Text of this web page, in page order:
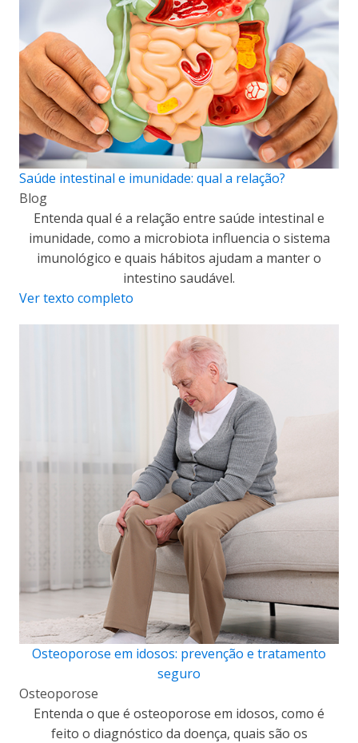
Saúde intestinal e imunidade: qual a relação?
Blog
Entenda qual é a relação entre saúde intestinal e
imunidade, como a microbiota influencia o sistema
imunológico e quais hábitos ajudam a manter o
intestino saudável.
Ver texto completo
Osteoporose em idosos: prevenção e tratamento
seguro
Osteoporose
Entenda o que é osteoporose em idosos, como é
feito o diagnóstico da doença, quais são os